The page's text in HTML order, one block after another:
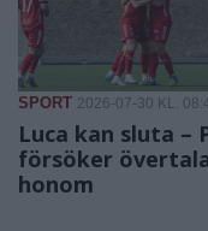
SPORT 2026-07-30 KL.
Luca kan sluta –
försöker
honom